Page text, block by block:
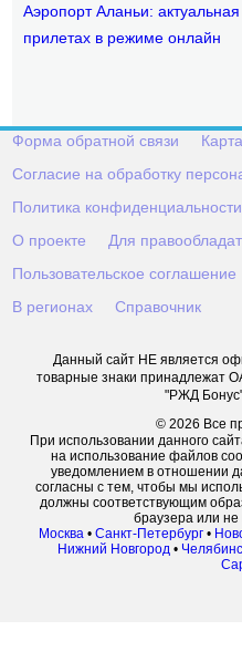
Аэропорт Аланьи:
прилетах в режиме онлайн
Форма обратной связи
Согласие на обработку
Политика
О проекте
Для
Пользовательское соглашение
В регионах
Справочник
Данный сайт НЕ является
товарные знаки принадлежат
"РЖД
© 2026 Все
При использовании данного
на использование файлов
уведомлением в отношении
согласны с тем, чтобы мы
должны соответствующим
браузера или не
Москва • Санкт-Петербург •
Нижний Новгород•